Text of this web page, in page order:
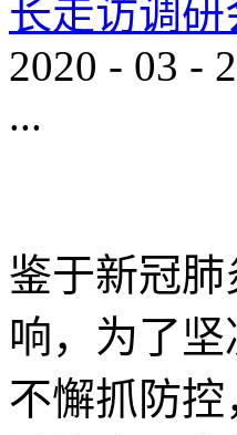
长走访调研
2020 - 03 -
...
鉴于新冠
响，为了
不懈抓防